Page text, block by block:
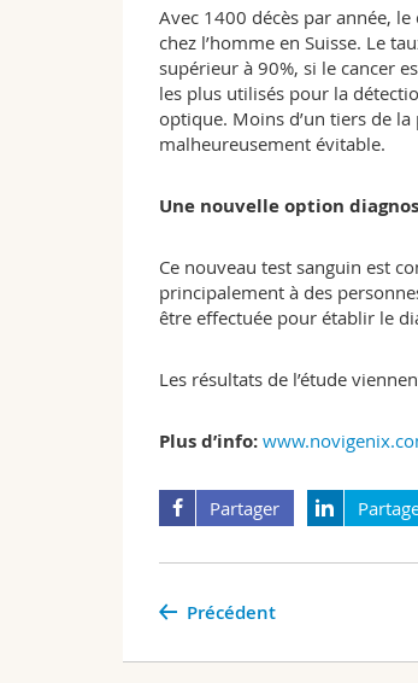
Avec 1400 décès par année,
chez l’homme en Suisse. Le
supérieur à 90%, si le cancer
les plus utilisés pour la
optique. Moins d’un tiers de
malheureusement évitable.
Une nouvelle option
Ce nouveau test sanguin est
principalement à des
être effectuée pour établir le
Les résultats de l’étude
Plus d’info:
Partager
Précédent